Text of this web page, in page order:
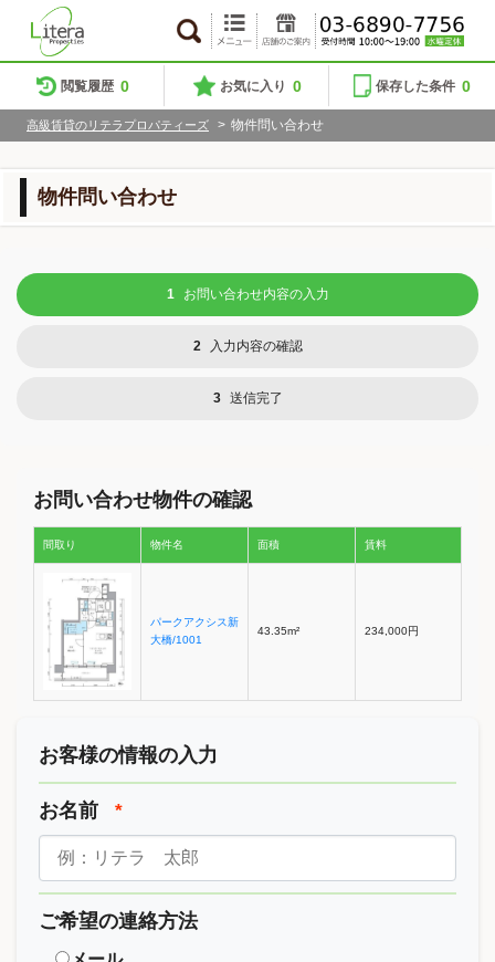
閲覧履歴 0 お気に入り 0 保存した条件 0
高級賃貸のリテラプロパティーズ > 物件問い合わせ
物件問い合わせ
1 お問い合わせ内容の入力
2 入力内容の確認
3 送信完了
お問い合わせ物件の確認
間取り 物件名 面積 賃料
パークアクシス新
大橋/1001
43.35m² 234,000円
お客様の情報の入力
お名前 *
ご希望の連絡方法